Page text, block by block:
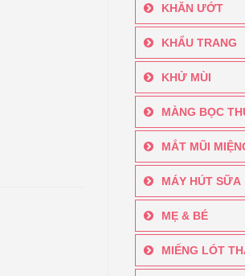
KHĂN ƯỚT
KHẨU TRANG
KHỬ MÙI
MÀNG BỌC
MẮT MŨI
MÁY HÚT SỮA
MẸ & BÉ
MIẾNG LÓT